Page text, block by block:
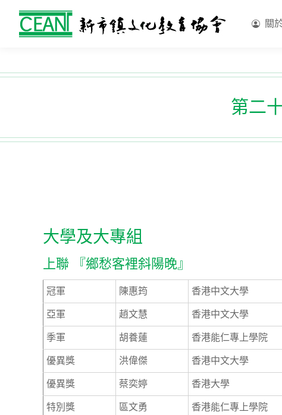
關
第二
大學及大專組
上聯 『鄉愁客裡斜陽晚』
冠軍 陳惠筠 香港中文大學
亞軍 趙文慧 香港中文大學
季軍 胡養蓮 香港能仁專上學院
優異獎 洪偉傑 香港中文大學
優異獎 蔡奕婷 香港大學
特別獎 區文勇 香港能仁專上學院